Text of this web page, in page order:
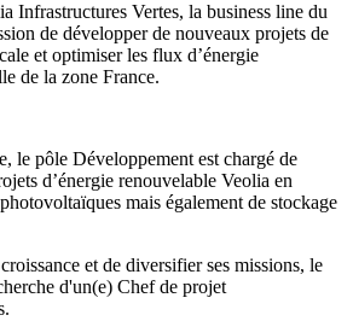
Infrastructures Vertes, la business line du
de développer de nouveaux projets de
et optimiser les flux d’énergie
de la zone France.
le pôle Développement est chargé de
d’énergie renouvelable Veolia en
mais également de stockage
et de diversifier ses missions, le
d'un(e) Chef de projet